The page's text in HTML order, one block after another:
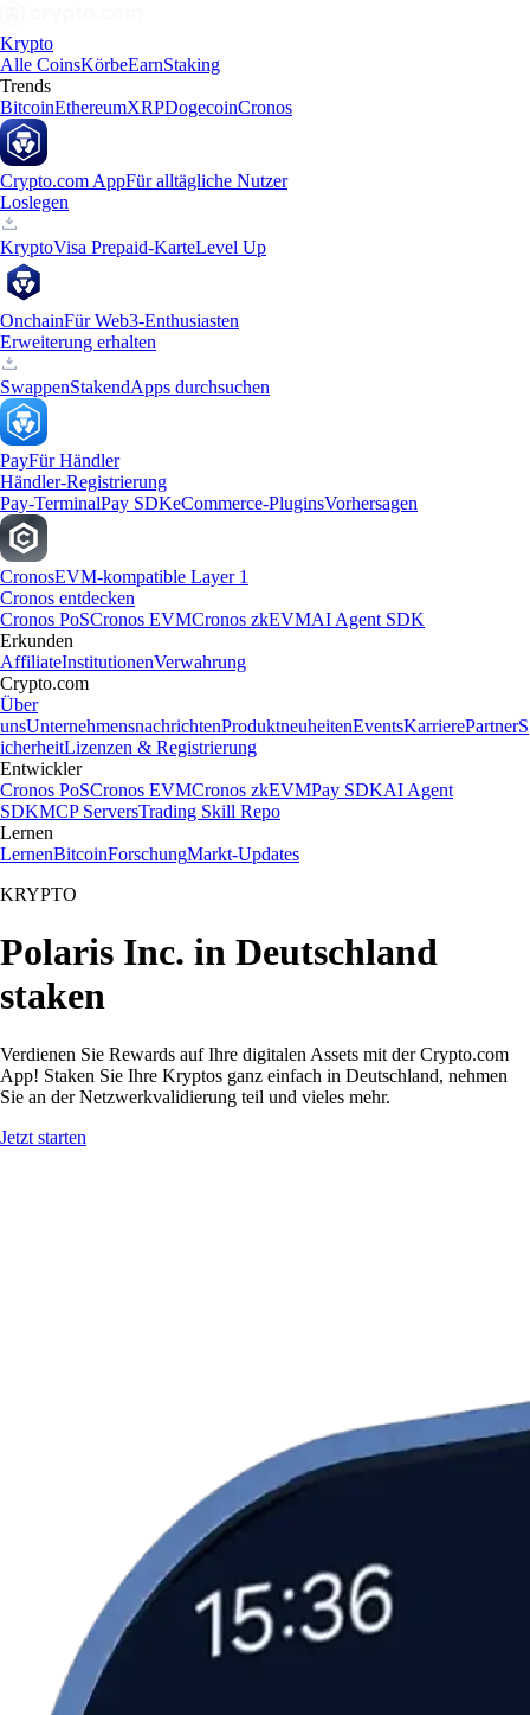
Krypto
Alle CoinsKörbeEarnStaking
Trends
BitcoinEthereumXRPDogecoinCronos
Crypto.com AppFür alltägliche Nutzer
Loslegen
KryptoVisa Prepaid-KarteLevel Up
OnchainFür Web3-Enthusiasten
Erweiterung erhalten
SwappenStakendApps durchsuchen
PayFür Händler
Händler-Registrierung
Pay-TerminalPay SDKeCommerce-PluginsVorhersagen
CronosEVM-kompatible Layer 1
Cronos entdecken
Cronos PoSCronos EVMCronos zkEVMAI Agent SDK
Erkunden
AffiliateInstitutionenVerwahrung
Crypto.com
Über
unsUnternehmensnachrichtenProduktneuheitenEventsKarrierePartnerS
icherheitLizenzen & Registrierung
Entwickler
Cronos PoSCronos EVMCronos zkEVMPay SDKAI Agent
SDKMCP ServersTrading Skill Repo
Lernen
LernenBitcoinForschungMarkt-Updates
KRYPTO
Polaris Inc. in Deutschland
staken
Verdienen Sie Rewards auf Ihre digitalen Assets mit der Crypto.com
App! Staken Sie Ihre Kryptos ganz einfach in Deutschland, nehmen
Sie an der Netzwerkvalidierung teil und vieles mehr.
Jetzt starten